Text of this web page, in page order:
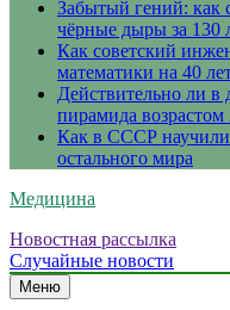
Забытый гений: как
чёрные дыры за 130
Как советский
математики на 40
Действительно ли в
пирамида возрастом
Как в СССР
остального мира
Медицина
Новостная рассылка
Случайные новости
Меню